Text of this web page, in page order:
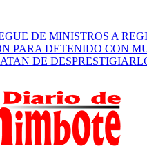
DE MINISTROS A
PARA DETENIDO CON
DE